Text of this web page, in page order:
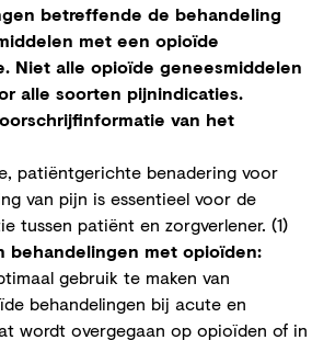
betreffende de behandeling
met een opioïde
Niet alle opioïde geneesmiddelen
alle soorten pijnindicaties.
van het
patiëntgerichte benadering voor
van pijn is essentieel voor de
tussen patiënt en zorgverlener. (1)
behandelingen met opioïden:
gebruik te maken van
behandelingen bij acute en
wordt overgegaan op opioïden of in